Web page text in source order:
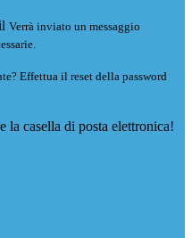
Verrà inviato un messaggio
Effettua il reset della password
la casella di posta elettronica!